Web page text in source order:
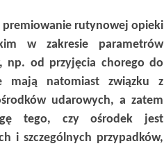
premiowanie rutynowej opieki
w zakresie parametrów
np. od przyjęcia chorego do
mają natomiast związku z
udarowych, a zatem
tego, czy ośrodek jest
i szczególnych przypadków,